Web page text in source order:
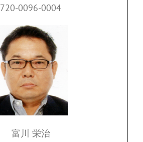
720-0096-0004
富川 栄治